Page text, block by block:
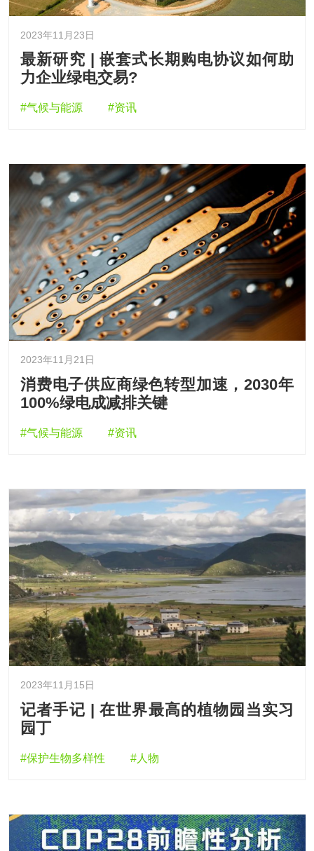
2023年11月23日
最新研究 | 嵌套式长期购电协议如何助
力企业绿电交易?
#气候与能源 #资讯
2023年11月21日
消费电子供应商绿色转型加速，2030年
100%绿电成减排关键
#气候与能源 #资讯
2023年11月15日
记者手记 | 在世界最高的植物园当实习
园丁
#保护生物多样性 #人物